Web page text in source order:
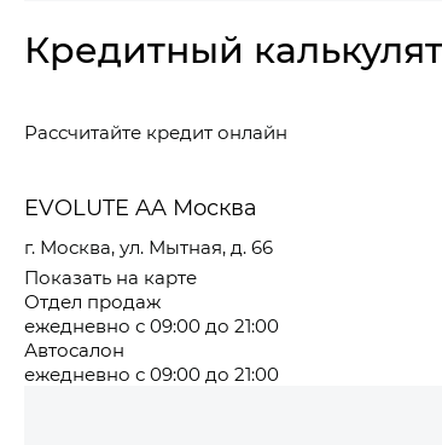
Кредитный
Рассчитайте кредит онлайн
EVOLUTE AA Москва
г. Москва, ул. Мытная, д. 66
Показать на карте
Отдел продаж
ежедневно с 09:00 до 21:00
Автосалон
ежедневно с 09:00 до 21:00